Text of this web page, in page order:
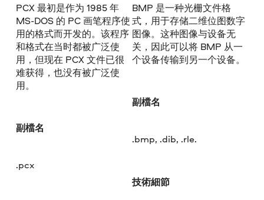
PCX 最初是作为 1985 年
MS-DOS 的 PC 画笔程序使
用的格式而开发的。该程序
和格式在当时都被广泛使
用，但现在 PCX 文件已很
难获得，也没有被广泛使
用。
副檔名
.pcx
BMP 是一种光栅文件格
式，用于存储二维位图数字
图像。这种图像与设备无
关，因此可以将 BMP 从一
个设备传输到另一个设备。
副檔名
.bmp, .dib, .rle.
技術細節